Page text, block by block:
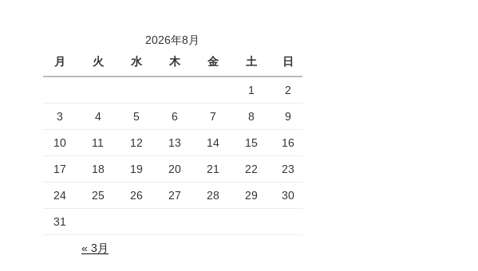
2026年8月
月
火 水 木 金 土 日
1 2
3 4 5 6 7 8 9
10 11 12 13 14 15 16
17 18 19 20 21 22 23
24 25 26 27 28 29 30
31
« 3月